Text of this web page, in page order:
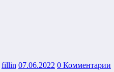
fillin 07.06.2022 0 Комментарии